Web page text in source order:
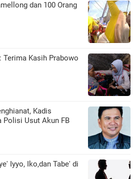
dan 100 Orang
Terima Kasih Prabowo
Kadis
Polisi Usut Akun FB
Iyyo, Iko,dan Tabe' di